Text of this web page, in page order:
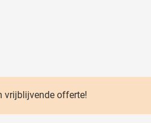
vrijblijvende offerte!